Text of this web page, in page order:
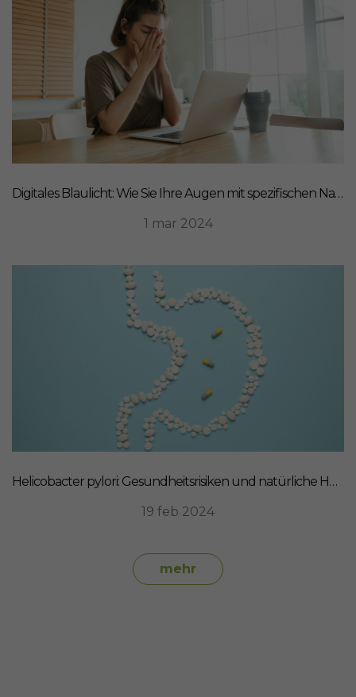
Digitales Blaulicht: Wie Sie Ihre Augen mit spezifischen Nahrungsergänzungsmitteln schützen können
1 mar 2024
Helicobacter pylori: Gesundheitsrisiken und natürliche Heilmittel
19 feb 2024
mehr